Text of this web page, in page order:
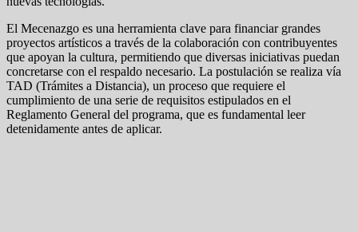
El Mecenazgo es una herramienta clave para financiar grandes
proyectos artísticos a través de la colaboración con contribuyentes
que apoyan la cultura, permitiendo que diversas iniciativas puedan
concretarse con el respaldo necesario. La postulación se realiza vía
TAD (Trámites a Distancia), un proceso que requiere el
cumplimiento de una serie de requisitos estipulados en el
Reglamento General del programa, que es fundamental leer
detenidamente antes de aplicar.